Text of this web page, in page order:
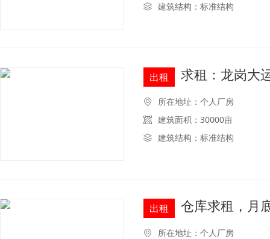
建筑结构：标准结构
出租 求租：龙岗大
所在地址：个人厂房
建筑面积：30000亩
建筑结构：标准结构
出租 仓库求租，月
所在地址：个人厂房